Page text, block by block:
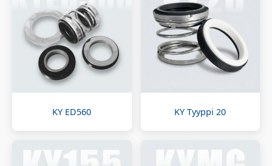
KY ED560 KY Tyyppi 20